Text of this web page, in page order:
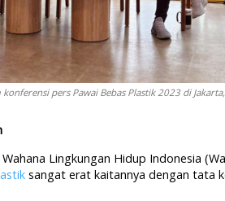
pers Pawai Bebas Plastik 2023 di
Lingkungan Hidup Indonesia
sangat erat kaitannya dengan tata